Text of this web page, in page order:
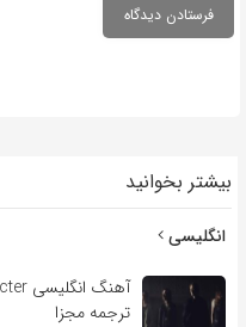
بیشتر بخوانید
انگلیسی
ترجمه مجزا